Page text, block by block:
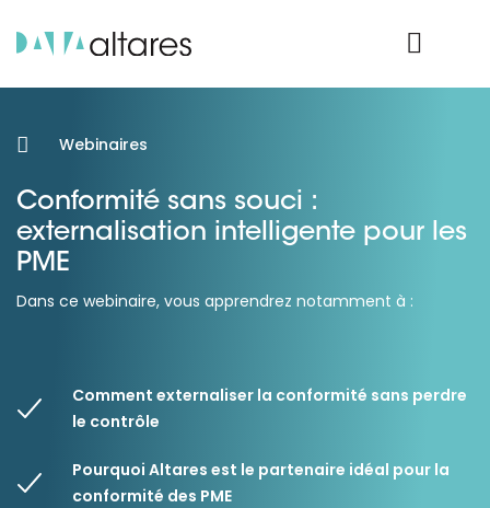
Webinaires
Conformité sans souci :
externalisation intelligente pour les
PME
Dans ce webinaire, vous apprendrez notamment à :
Comment externaliser la conformité sans perdre
le contrôle
Pourquoi Altares est le partenaire idéal pour la
conformité des PME